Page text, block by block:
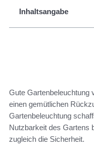
Inhaltsangabe
Gute Gartenbeleuchtung
einen gemütlichen
Gartenbeleuchtung
Nutzbarkeit des Gartens
zugleich die Sicherheit.